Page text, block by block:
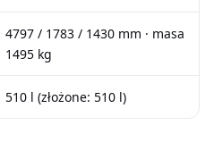
4797 / 1783 / 1430 mm · masa
1495 kg
510 l (złożone: 510 l)